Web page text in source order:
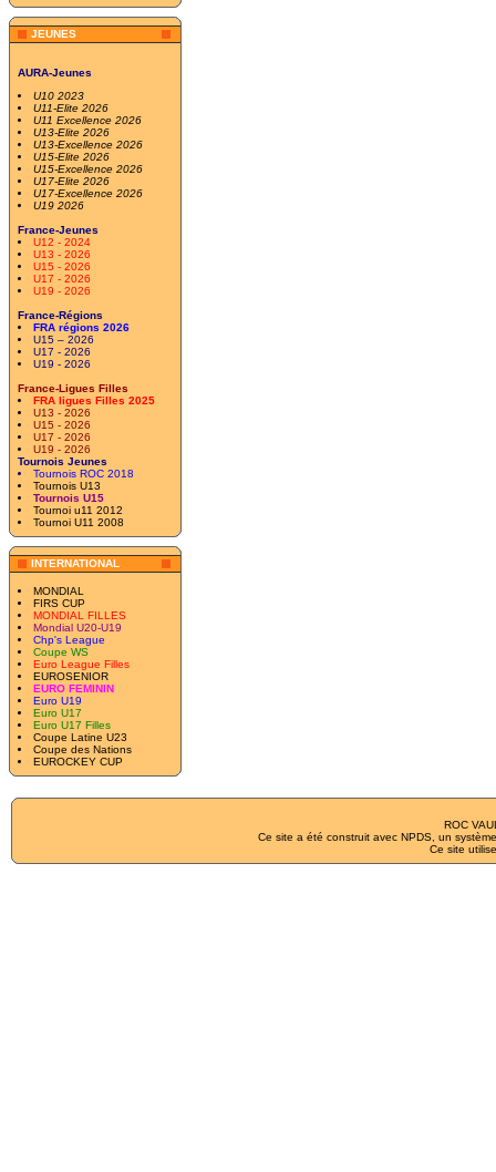
JEUNES
AURA-Jeunes
U10 2023
U11-Elite 2026
U11 Excellence 2026
U13-Elite 2026
U13-Excellence 2026
U15-Elite 2026
U15-Excellence 2026
U17-Elite 2026
U17-Excellence 2026
U19 2026
France-Jeunes
U12 - 2024
U13 - 2026
U15 - 2026
U17 - 2026
U19 - 2026
France-Régions
FRA régions 2026
U15 – 2026
U17 - 2026
U19 - 2026
France-Ligues Filles
FRA ligues Filles 2025
U13 - 2026
U15 - 2026
U17 - 2026
U19 - 2026
Tournois Jeunes
Tournois ROC 2018
Tournois U13
Tournois U15
Tournoi u11 2012
Tournoi U11 2008
INTERNATIONAL
MONDIAL
FIRS CUP
MONDIAL FILLES
Mondial U20-U19
Chp's League
Coupe WS
Euro League Filles
EUROSENIOR
EURO FEMININ
Euro U19
Euro U17
Euro U17 Filles
Coupe Latine U23
Coupe des Nations
EUROCKEY CUP
ROC
Ce site a été construit avec NPDS , un
Ce site